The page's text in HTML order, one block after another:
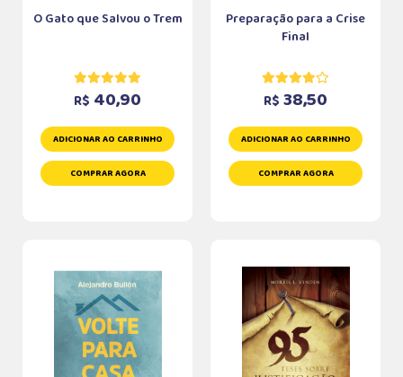
O Gato que Salvou o Trem
R$ 40,90
ADICIONAR AO CARRINHO
COMPRAR AGORA
Preparação para a Crise
Final
R$ 38,50
ADICIONAR AO CARRINHO
COMPRAR AGORA